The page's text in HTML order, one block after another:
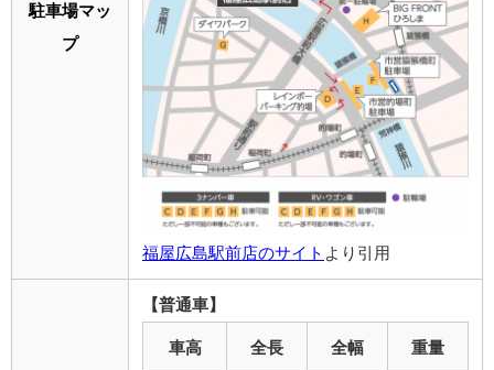
駐車場マッ
プ
福屋広島駅前店のサイト より引用
【普通車】
車高 全長 全幅 重量